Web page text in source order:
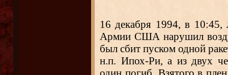
16 декабря 1994, в 10:45,
Армии США нарушил
был сбит пуском одной
н.п. Ипох-Ри, а из двух